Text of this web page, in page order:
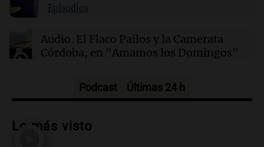
Químicos rompen barreras en reacciones
químicas al liberar electrones directamente en
Episodios
Audio. El Flaco Pailos y la Camerata
Córdoba, en "Amamos los Domingos"
hablaron de su obra en Cadena 3
Podcast Últimas 24 h
Lo más visto